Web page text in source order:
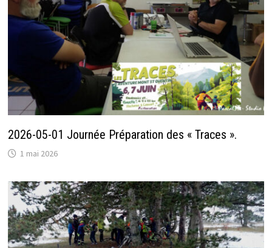
2026-05-01 Journée Préparation des « Traces ».
1 mai 2026